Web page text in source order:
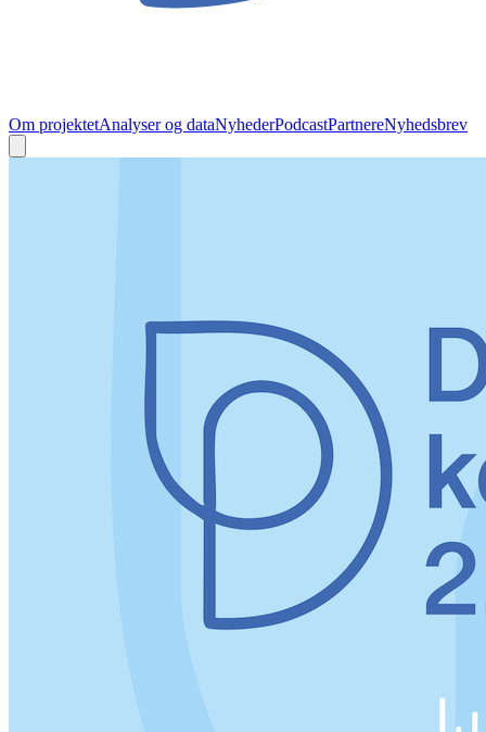
Om projektetAnalyser og dataNyhederPodcastPartnereNyhedsbrev